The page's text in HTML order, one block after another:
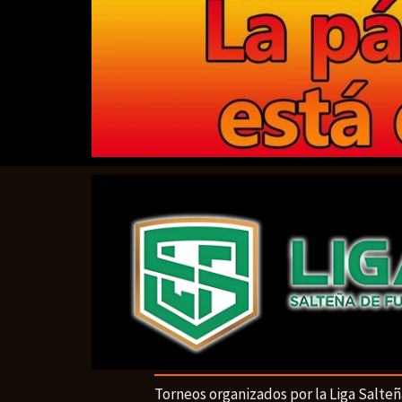
Torneos organizados por la Liga